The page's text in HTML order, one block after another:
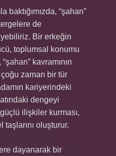
baktığımızda, “şahan”
de
Bir erkeğin
toplumsal konumu
kavramının
zaman bir tür
kariyerindeki
dengeyi
ilişkiler kurması,
taşlarını oluşturur.
dayanarak bir